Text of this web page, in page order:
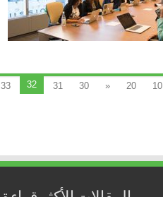
10
20
«
30
31
32
33